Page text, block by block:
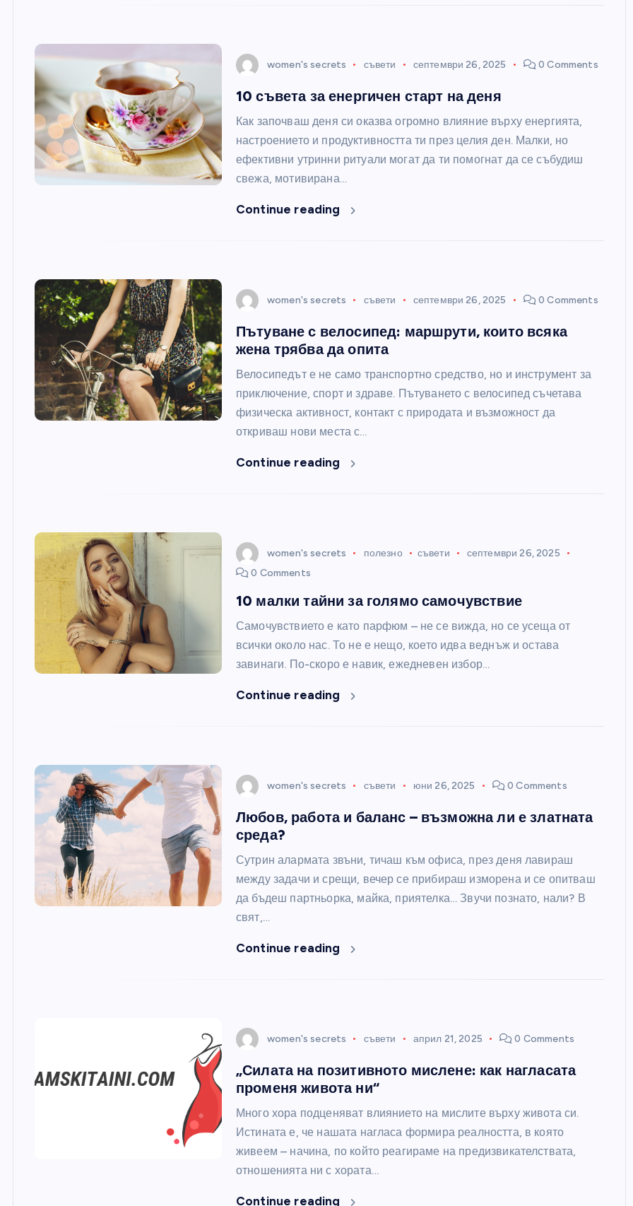
women's secrets съвети септември 26, 2025 0 Comments
10 съвета за енергичен старт на деня
Как започваш деня си оказва огромно влияние върху енергията,
настроението и продуктивността ти през целия ден. Малки, но
ефективни утринни ритуали могат да ти помогнат да се събудиш
свежа, мотивирана…
Continue reading
women's secrets съвети септември 26, 2025 0 Comments
Пътуване с велосипед: маршрути, които всяка
жена трябва да опита
Велосипедът е не само транспортно средство, но и инструмент за
приключение, спорт и здраве. Пътуването с велосипед съчетава
физическа активност, контакт с природата и възможност да
откриваш нови места с…
Continue reading
women's secrets полезно съвети
септември 26, 2025
0 Comments
10 малки тайни за голямо самочувствие
Самочувствието е като парфюм – не се вижда, но се усеща от
всички около нас. То не е нещо, което идва веднъж и остава
завинаги. По-скоро е навик, ежедневен избор…
Continue reading
women's secrets съвети юни 26, 2025 0 Comments
Любов, работа и баланс – възможна ли е златната
среда?
Сутрин алармата звъни, тичаш към офиса, през деня лавираш
между задачи и срещи, вечер се прибираш изморена и се опитваш
да бъдеш партньорка, майка, приятелка… Звучи познато, нали? В
свят,…
Continue reading
women's secrets съвети април 21, 2025 0 Comments
„Силата на позитивното мислене: как нагласата
променя живота ни“
Много хора подценяват влиянието на мислите върху живота си.
Истината е, че нашата нагласа формира реалността, в която
живеем – начина, по който реагираме на предизвикателствата,
отношенията ни с хората…
Continue reading
Какво никой не ти казва за
женското щастие